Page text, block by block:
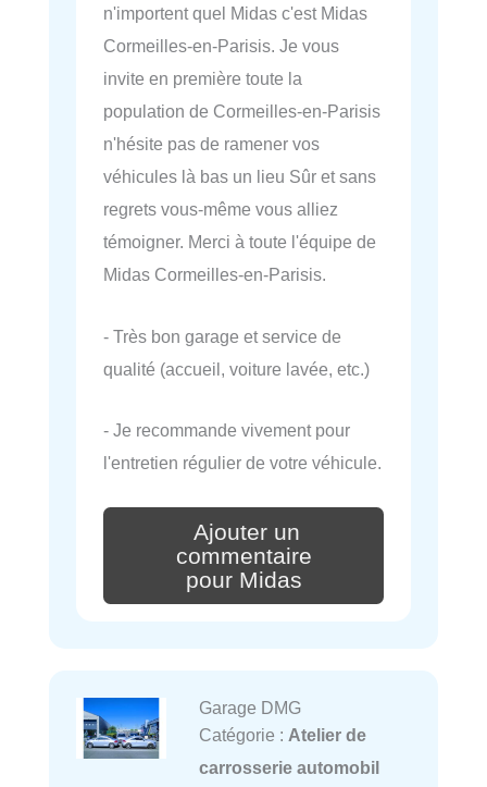
n'importent quel Midas c'est Midas
Cormeilles-en-Parisis. Je vous
invite en première toute la
population de Cormeilles-en-Parisis
n'hésite pas de ramener vos
véhicules là bas un lieu Sûr et sans
regrets vous-même vous alliez
témoigner. Merci à toute l'équipe de
Midas Cormeilles-en-Parisis.
- Très bon garage et service de
qualité (accueil, voiture lavée, etc.)
- Je recommande vivement pour
l'entretien régulier de votre véhicule.
Ajouter un
commentaire
pour Midas
Garage DMG
Catégorie : Atelier de
carrosserie automobil